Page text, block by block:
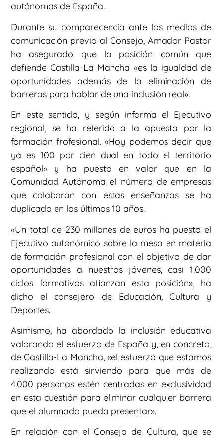
autónomas de España.
Durante su comparecencia ante los medios de
comunicación previo al Consejo, Amador Pastor
ha asegurado que la posición común que
defiende Castilla-La Mancha «es la igualdad de
oportunidades además de la eliminación de
barreras para hablar de una inclusión real».
En este sentido, y según informa el Ejecutivo
regional, se ha referido a la apuesta por la
formación frofesional. «Hoy podemos decir que
ya es 100 por cien dual en todo el territorio
español» y ha puesto en valor que en la
Comunidad Autónoma el número de empresas
que colaboran con estas enseñanzas se ha
duplicado en los últimos 10 años.
«Un total de 230 millones de euros ha puesto el
Ejecutivo autonómico sobre la mesa en materia
de formación profesional con el objetivo de dar
oportunidades a nuestros jóvenes, casi 1.000
ciclos formativos afianzan esta posición», ha
dicho el consejero de Educación, Cultura y
Deportes.
Asimismo, ha abordado la inclusión educativa
valorando el esfuerzo de España y, en concreto,
de Castilla-La Mancha, «el esfuerzo que estamos
realizando está sirviendo para que más de
4.000 personas estén centradas en exclusividad
en esta cuestión para eliminar cualquier barrera
que el alumnado pueda presentar».
En relación con el Consejo de Cultura, que se